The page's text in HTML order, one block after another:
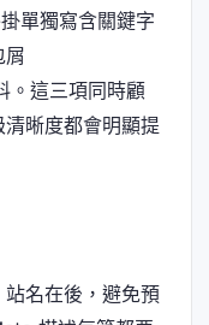
單獨寫含關鍵字
屑
。這三項同時顧
晰度都會明顯提
名在後，避免預